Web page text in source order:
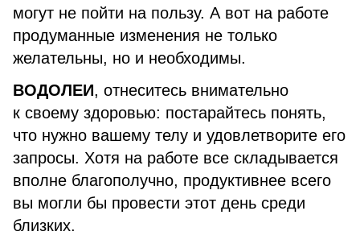
могут не пойти на пользу. А вот на работе
продуманные изменения не только
желательны, но и необходимы.
ВОДОЛЕИ, отнеситесь внимательно
к своему здоровью: постарайтесь понять,
что нужно вашему телу и удовлетворите его
запросы. Хотя на работе все складывается
вполне благополучно, продуктивнее всего
вы могли бы провести этот день среди
близких.